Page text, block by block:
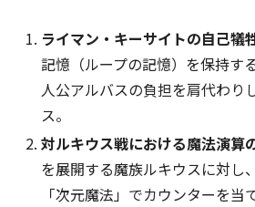
ライマン・キーサイトの自己犠
記憶（ループの記憶）を保持す
人公アルバスの負担を肩代わり
ス。
対ルキウス戦における魔法演算
を展開する魔族ルキウスに対し
「次元魔法」でカウンターを当